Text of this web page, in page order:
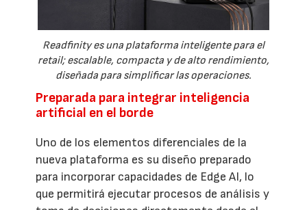
Readfinity es una plataforma inteligente para el
retail; escalable, compacta y de alto rendimiento,
diseñada para simplificar las operaciones.
Preparada para integrar inteligencia
artificial en el borde
Uno de los elementos diferenciales de la
nueva plataforma es su diseño preparado
para incorporar capacidades de Edge AI, lo
que permitirá ejecutar procesos de análisis y